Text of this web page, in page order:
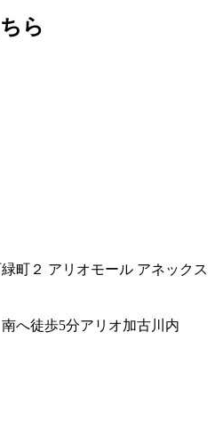
ら
町２ アリオモール アネックス
へ徒歩5分アリオ加古川内